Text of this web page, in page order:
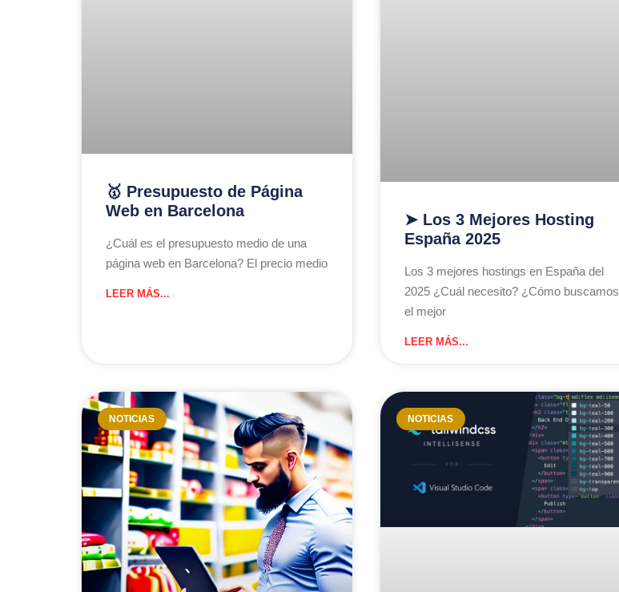
🥇 Presupuesto de Página
Web en Barcelona
¿Cuál es el presupuesto medio de una
página web en Barcelona? El precio medio
LEER MÁS...
➤ Los 3 Mejores Hosting
España 2025
Los 3 mejores hostings en España del
2025 ¿Cuál necesito? ¿Cómo buscamos
el mejor
LEER MÁS...
NOTICIAS NOTICIAS